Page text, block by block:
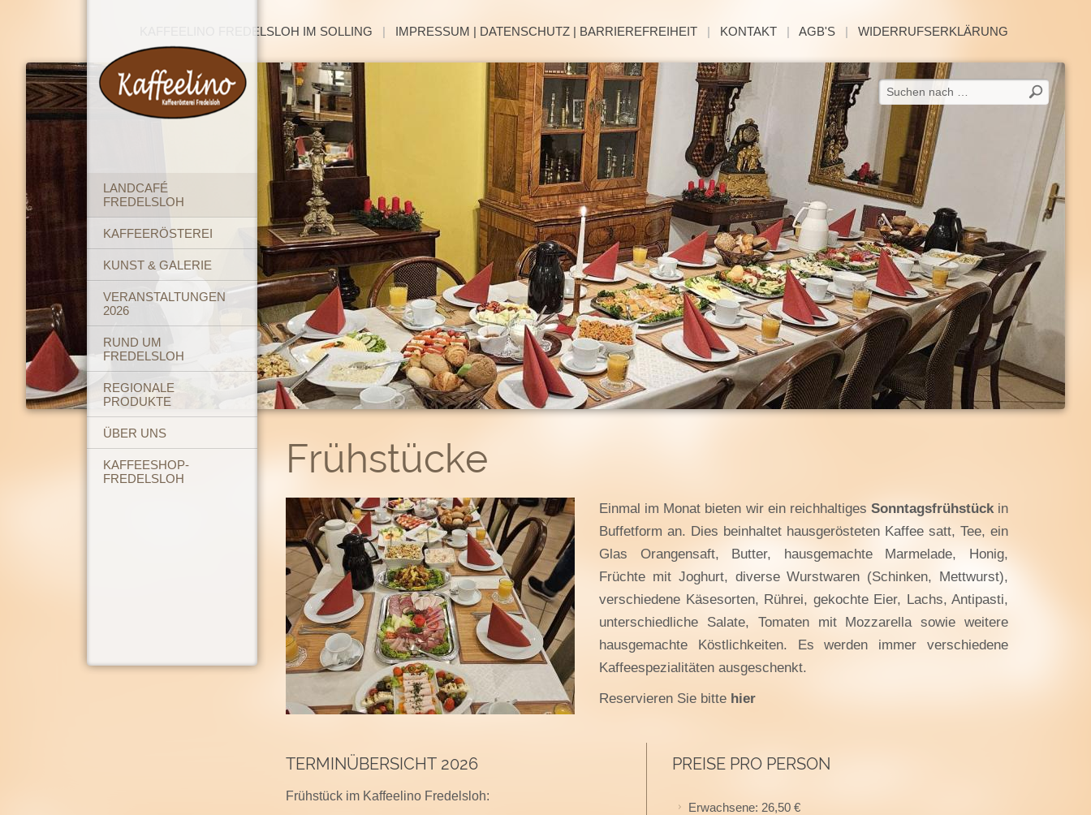
LANDCAFÉ
FREDELSLOH
KAFFEERÖSTEREI
KUNST & GALERIE
VERANSTALTUNGEN
2026
RUND UM
FREDELSLOH
REGIONALE
PRODUKTE
ÜBER UNS
KAFFEESHOP-
FREDELSLOH
KAFFEELINO FREDELSLOH IM SOLLING | IMPRESSUM | DATENSCHUTZ | BARRIEREFREIHEIT | KONTAKT | AGB'S | WIDERRUFSERKLÄRUNG
Frühstücke
Einmal im Monat bieten wir ein reichhaltiges Sonntagsfrühstück in
Buffetform an. Dies beinhaltet hausgerösteten Kaffee satt, Tee, ein
Glas Orangensaft, Butter, hausgemachte Marmelade, Honig,
Früchte mit Joghurt, diverse Wurstwaren (Schinken, Mettwurst),
verschiedene Käsesorten, Rührei, gekochte Eier, Lachs, Antipasti,
unterschiedliche Salate, Tomaten mit Mozzarella sowie weitere
hausgemachte Köstlichkeiten. Es werden immer verschiedene
Kaffeespezialitäten ausgeschenkt.
Reservieren Sie bitte hier
TERMINÜBERSICHT 2026
Frühstück im Kaffeelino Fredelsloh:
PREISE PRO PERSON
Erwachsene: 26,50 €